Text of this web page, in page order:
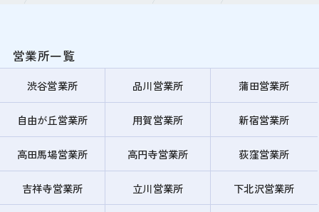
営業所一覧
渋谷営業所 品川営業所 蒲田営業所
自由が丘営業所 用賀営業所 新宿営業所
高田馬場営業所 高円寺営業所 荻窪営業所
吉祥寺営業所 立川営業所 下北沢営業所